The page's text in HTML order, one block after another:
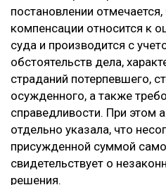
Апелляцию подал
20-летней Томирис
При этом сам приговор
оспаривал. Жалоба
компенсации морального
потерпевшая сторона
ранее 10 миллионов тенге
последствий трагедии.
взыскать с осужденного
жалобе указывалось, что
алкогольного опьянения,